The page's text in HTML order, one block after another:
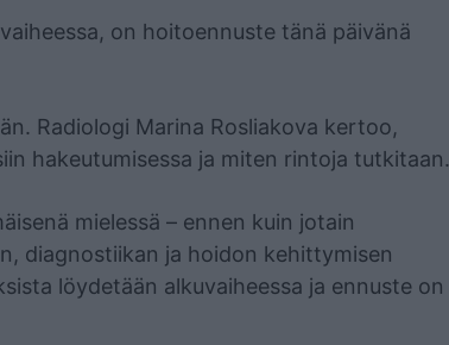
on hoitoennuste tänä päivänä
Radiologi Marina Rosliakova kertoo,
hakeutumisessa ja miten rintoja tutkitaan.
mielessä – ennen kuin jotain
diagnostiikan ja hoidon kehittymisen
löydetään alkuvaiheessa ja ennuste on